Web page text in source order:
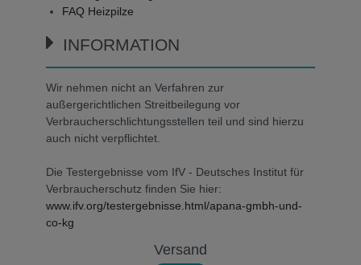
FAQ Heizpilze
INFORMATION
Wir nehmen nicht an Verfahren zur
außergerichtlichen Streitbeilegung vor
Verbraucherschlichtungsstellen teil und sind hierzu
auch nicht verpflichtet.
Die Testergebnisse vom IfV - Deutsches Institut für
Verbraucherschutz finden Sie hier:
www.ifv.org/testergebnisse.html/apana-gmbh-und-
co-kg
Versand